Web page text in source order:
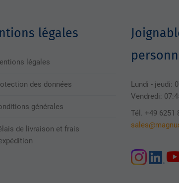
légales
légales
des données
générales
de livraison et frais
Lundi - jeudi:
Vendredi:
Tél. +49 6251